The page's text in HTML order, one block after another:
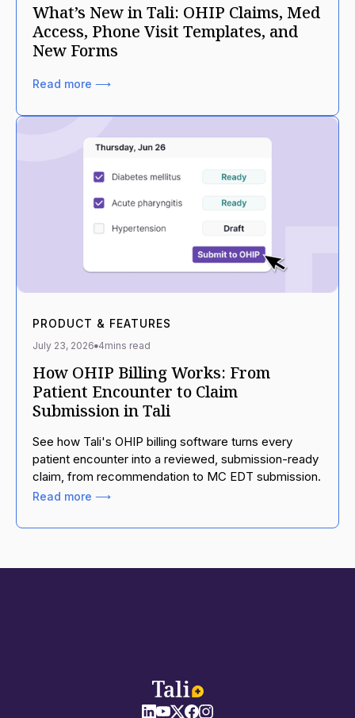
What’s New in Tali: OHIP Claims, Med
Access, Phone Visit Templates, and
New Forms
Read more ⟶
PRODUCT & FEATURES
July 23, 2026 4mins read
How OHIP Billing Works: From
Patient Encounter to Claim
Submission in Tali
See how Tali's OHIP billing software turns every
patient encounter into a reviewed, submission-ready
claim, from recommendation to MC EDT submission.
Read more ⟶